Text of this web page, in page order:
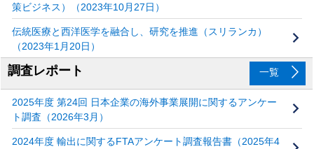
策ビジネス）（2023年10月27日）
伝統医療と西洋医学を融合し、研究を推進（スリランカ）
（2023年1月20日）
調査レポート 一覧
2025年度 第24回 日本企業の海外事業展開に関するアンケー
ト調査（2026年3月）
2024年度 輸出に関するFTAアンケート調査報告書（2025年4